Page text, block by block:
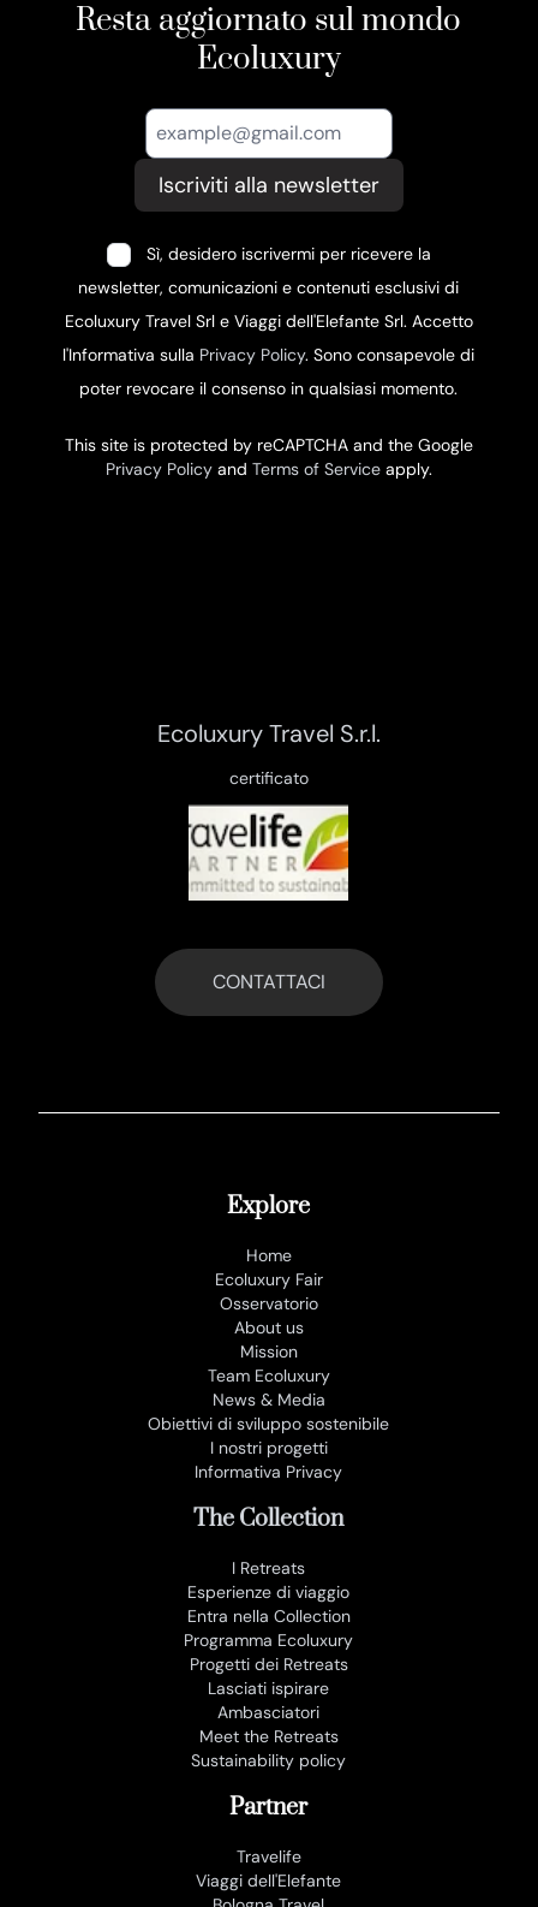
Resta aggiornato sul mondo
Ecoluxury
Iscriviti alla newsletter
Sì, desidero iscrivermi per ricevere la
newsletter, comunicazioni e contenuti esclusivi di
Ecoluxury Travel Srl e Viaggi dell'Elefante Srl. Accetto
l'Informativa sulla Privacy Policy. Sono consapevole di
poter revocare il consenso in qualsiasi momento.
This site is protected by reCAPTCHA and the Google
Privacy Policyand Terms of Serviceapply.
Ecoluxury Travel S.r.l.
certificato
CONTATTACI
Explore
Home
Ecoluxury Fair
Osservatorio
About us
Mission
Team Ecoluxury
News & Media
Obiettivi di sviluppo sostenibile
I nostri progetti
Informativa Privacy
The Collection
I Retreats
Esperienze di viaggio
Entra nella Collection
Programma Ecoluxury
Progetti dei Retreats
Lasciati ispirare
Ambasciatori
Meet the Retreats
Sustainability policy
Partner
Travelife
Viaggi dell'Elefante